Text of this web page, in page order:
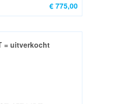
€ 775,00
= uitverkocht